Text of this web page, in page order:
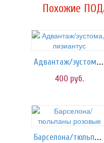
Похожие
Адвантаж/эустома, лизиантус
400 руб.
Барселона/тюльпаны розовые